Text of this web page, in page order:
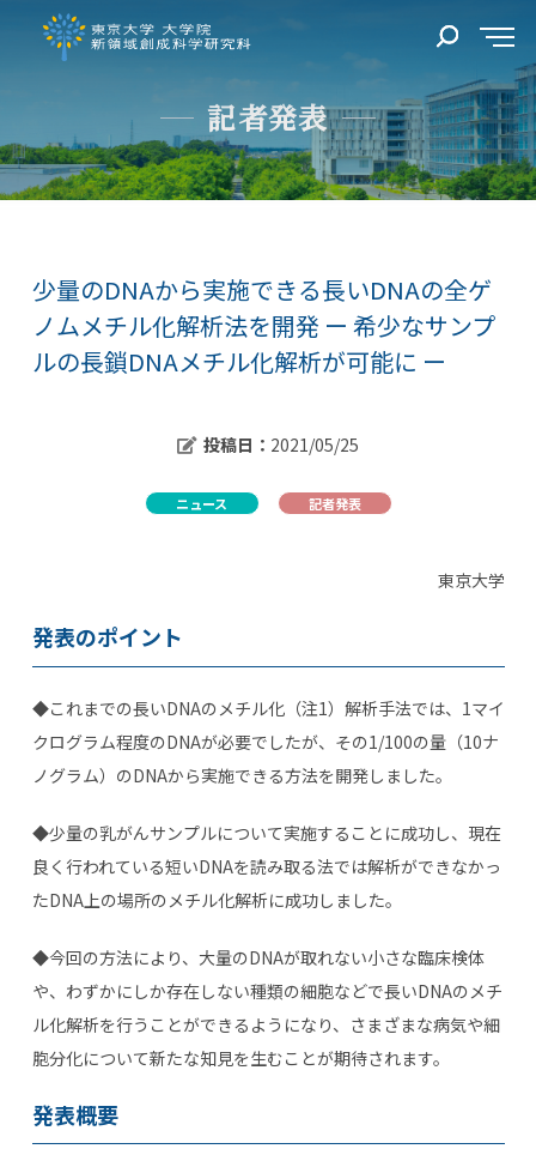
記者発表
少量のDNAから実施できる長いDNAの全ゲ
ノムメチル化解析法を開発 ー 希少なサンプ
ルの長鎖DNAメチル化解析が可能に ー
投稿日： 2021/05/25
ニュース 記者発表
東京大学
発表のポイント
◆これまでの長いDNAのメチル化（注1）解析手法では、1マイ
クログラム程度のDNAが必要でしたが、その1/100の量（10ナ
ノグラム）のDNAから実施できる方法を開発しました。
◆少量の乳がんサンプルについて実施することに成功し、現在
良く行われている短いDNAを読み取る法では解析ができなかっ
たDNA上の場所のメチル化解析に成功しました。
◆今回の方法により、大量のDNAが取れない小さな臨床検体
や、わずかにしか存在しない種類の細胞などで長いDNAのメチ
ル化解析を行うことができるようになり、さまざまな病気や細
胞分化について新たな知見を生むことが期待されます。
発表概要